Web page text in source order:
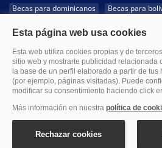
Becas para dominicanos
Becas para
Becas para hondureños
Becas para
Becas para uruguayos
Becas para
1999-2026 Becas.com @Todos los